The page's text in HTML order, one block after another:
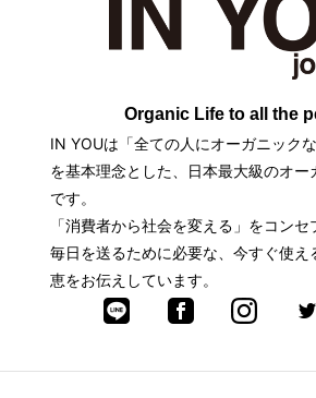
Organic Life to all the
IN YOUは「全ての人にオーガニックな
を基本理念とした、日本最大級のオー
です。
「消費者から社会を変える」をコン
毎日を送るために必要な、今すぐ使え
恵をお伝えしています。